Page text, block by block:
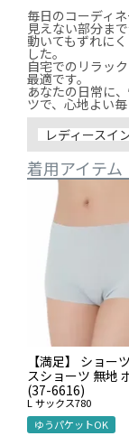
毎日のコーディ
見えない部分ま
動いてもずれに
した。
自宅でのリラッ
最適です。
あなたの日常に
レディースイ
着用アイテム
【満足】 ショー
スショーツ 無地
(37-6616)
L サックス780
ゆうパケットOK